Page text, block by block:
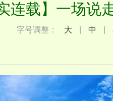
连载】一场说
字号调整： 大 中